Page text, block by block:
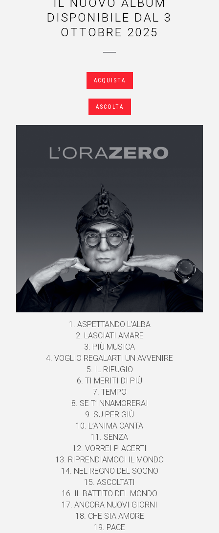
IL NUOVO ALBUM
DISPONIBILE DAL 3
OTTOBRE 2025
ACQUISTA
ASCOLTA
1. ASPETTANDO L’ALBA
2. LASCIATI AMARE
3. PIÙ MUSICA
4. VOGLIO REGALARTI UN AVVENIRE
5. IL RIFUGIO
6. TI MERITI DI PIÙ
7. TEMPO
8. SE T’INNAMORERAI
9. SU PER GIÙ
10. L’ANIMA CANTA
11. SENZA
12. VORREI PIACERTI
13. RIPRENDIAMOCI IL MONDO
14. NEL REGNO DEL SOGNO
15. ASCOLTATI
16. IL BATTITO DEL MONDO
17. ANCORA NUOVI GIORNI
18. CHE SIA AMORE
19. PACE